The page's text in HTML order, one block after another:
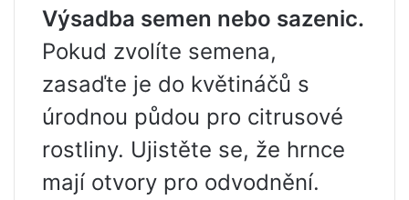
Výsadba semen nebo sazenic.
Pokud zvolíte semena,
zasaďte je do květináčů s
úrodnou půdou pro citrusové
rostliny. Ujistěte se, že hrnce
mají otvory pro odvodnění.